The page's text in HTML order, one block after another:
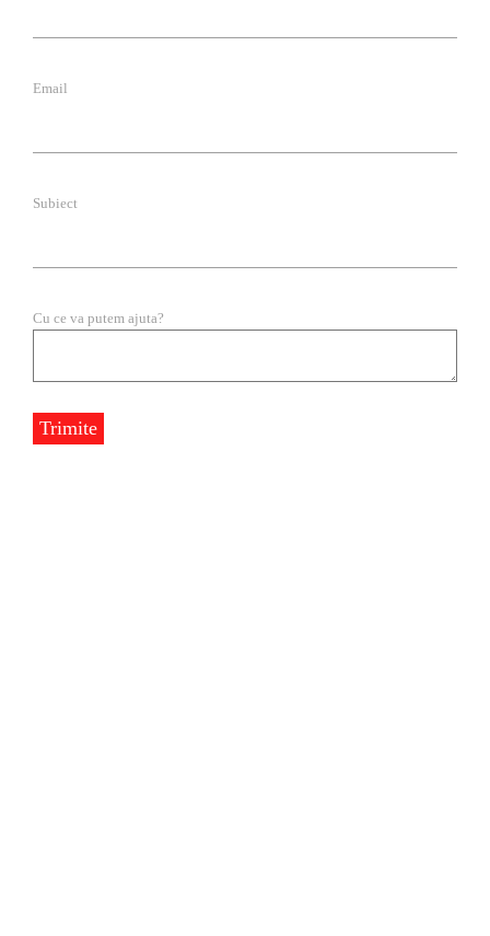
Email
Subiect
Cu ce va putem ajuta?